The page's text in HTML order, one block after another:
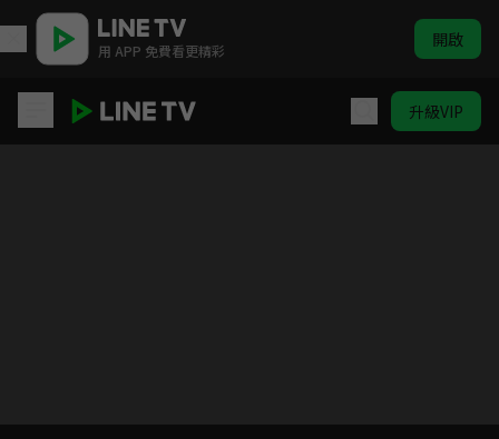
用 APP 免費看更精彩 開啟
升級VIP